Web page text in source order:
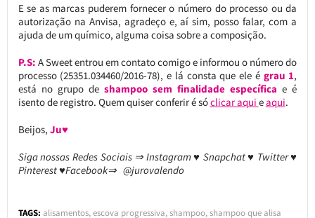
E se as marcas puderem fornecer o número do processo ou da
autorização na Anvisa, agradeço e, aí sim, posso falar, com a
ajuda de um químico, alguma coisa sobre a composição.
P.S: A Sweet entrou em contato comigo e informou o número do
processo (25351.034460/2016-78), e lá consta que ele é grau 1,
está no grupo de shampoo sem finalidade específica e é
isento de registro. Quem quiser conferir é sóclicar aqui eaqui.
Beijos, Ju♥
Siga nossas Redes Sociais ⇒ Instagram ♥ Snapchat ♥ Twitter ♥
Pinterest ♥Facebook⇒ @jurovalendo
TAGS: alisamentos,escova progressiva,shampoo,shampoo que alisa